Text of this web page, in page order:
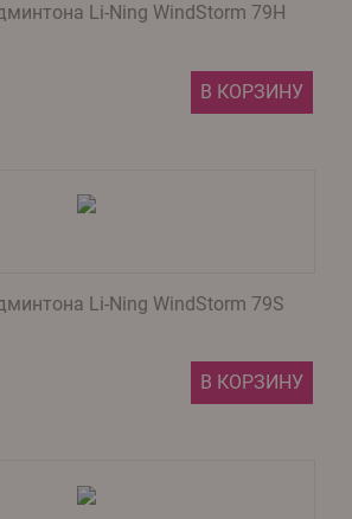
Li-Ning WindStorm 79H
В КОРЗИНУ
Li-Ning WindStorm 79S
В КОРЗИНУ